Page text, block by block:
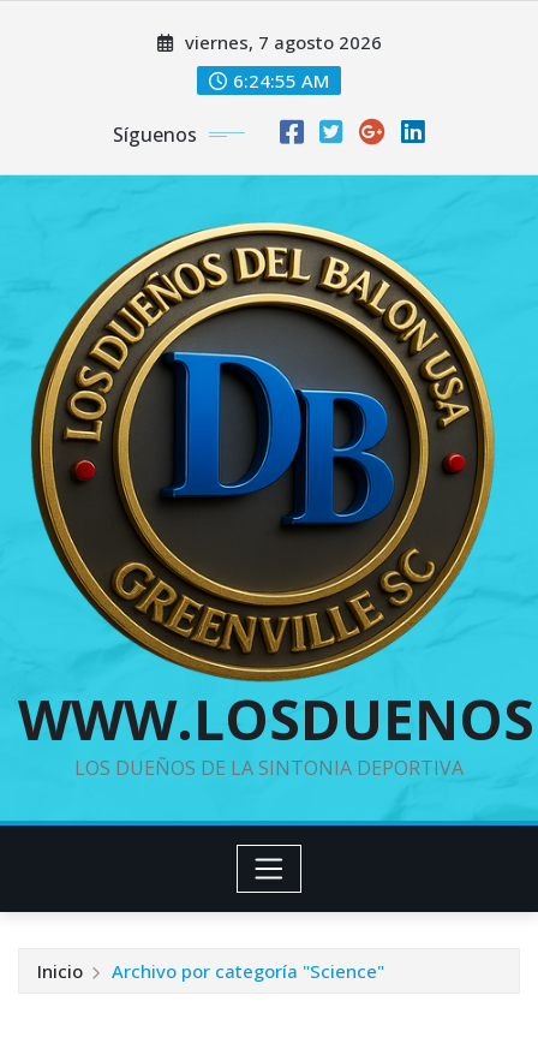
viernes, 7 agosto 2026
6:24:56 AM
Síguenos
LOS DUEÑOS DE LA SINTONIA DEPORTIVA
Inicio Archivo por categoría "Science"